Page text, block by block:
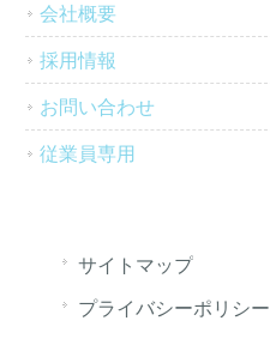
会社概要
採用情報
お問い合わせ
従業員専用
サイトマップ
プライバシーポリシー